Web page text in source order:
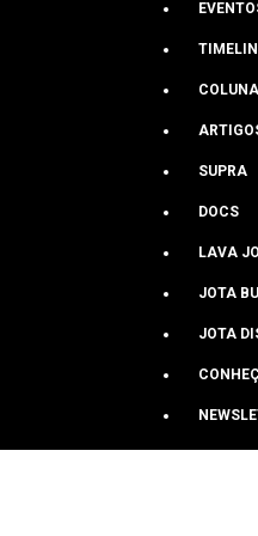
SUPRA
DOCS
LAVA
JOTA
JOTA
FALE